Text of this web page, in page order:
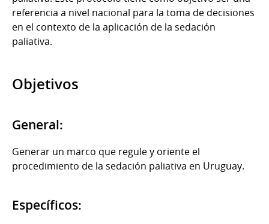
referencia a nivel nacional para la toma de decisiones
en el contexto de la aplicación de la sedación
paliativa.
Objetivos
General:
Generar un marco que regule y oriente el
procedimiento de la sedación paliativa en Uruguay.
Específicos: